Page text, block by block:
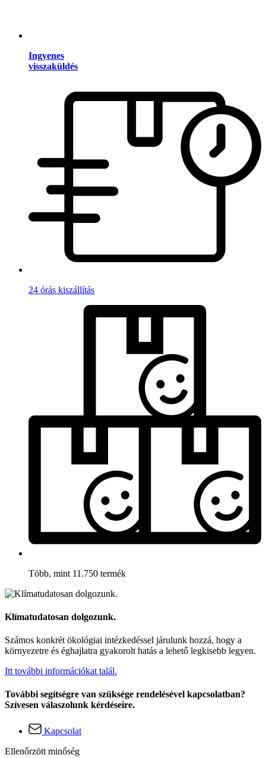
Ingyenes
visszaküldés
24 órás kiszállítás
Több, mint 11.750 termék
Klímatudatosan dolgozunk.
Számos konkrét ökológiai intézkedéssel járulunk hozzá, hogy a
környezetre és éghajlatra gyakorolt hatás a lehető legkisebb legyen.
Itt további információkat talál.
További segítségre van szüksége rendelésével kapcsolatban?
Szívesen válaszolunk kérdéseire.
Kapcsolat
Ellenőrzött minőség